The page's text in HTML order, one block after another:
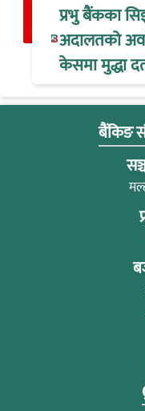
प्रभु बैंकका
अदालतको
केसमा मुद्धा
बैंकिङ